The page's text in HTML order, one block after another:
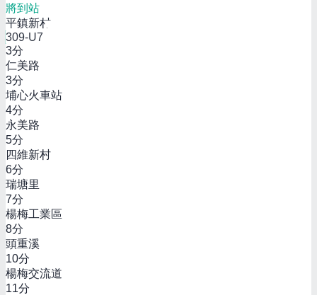
將到站
平鎮新村
309-U7
3分
仁美路
3分
埔心火車站
4分
永美路
5分
四維新村
6分
瑞塘里
7分
楊梅工業區
8分
頭重溪
10分
楊梅交流道
11分